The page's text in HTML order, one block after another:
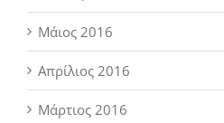
Μάιος 2016
Απρίλιος 2016
Μάρτιος 2016